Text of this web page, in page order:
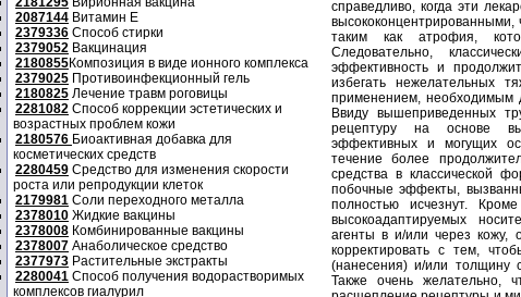
2087144 Витамин Е
2379336 Способ стирки
2379052 Вакцинация
2180855Композиция в виде ионного комплекса
2379025 Противоинфекционный гель
2180825 Лечение травм роговицы
2281082 Способ коррекции эстетических и
возрастных проблем кожи
2180576 Биоактивная добавка для
косметических средств
2280459 Средство для изменения скорости
роста или репродукции клеток
2179981 Соли переходного металла
2378010 Жидкие вакцины
2378008 Комбинированные вакцины
2378007 Анаболическое средство
2377973 Растительные экстракты
2280041 Способ получения водорастворимых
комплексов гиалурил